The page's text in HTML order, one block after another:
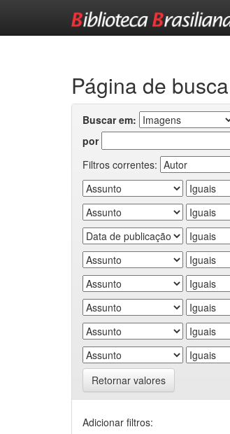
Página de busca
Buscar em:
por
Filtros correntes:
Retornar valores
Adicionar filtros: